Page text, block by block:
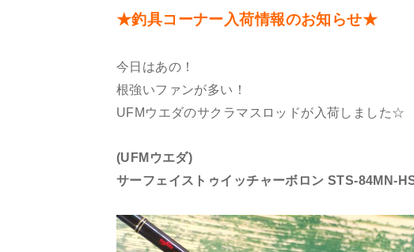
★釣具コーナー入荷情報のお知らせ★
今日はあの！
根強いファンが多い！
UFMウエダのサクラマスロッドが入荷しました☆
(UFMウエダ)
サーフェイストゥイッチャーボロン STS-84MN-